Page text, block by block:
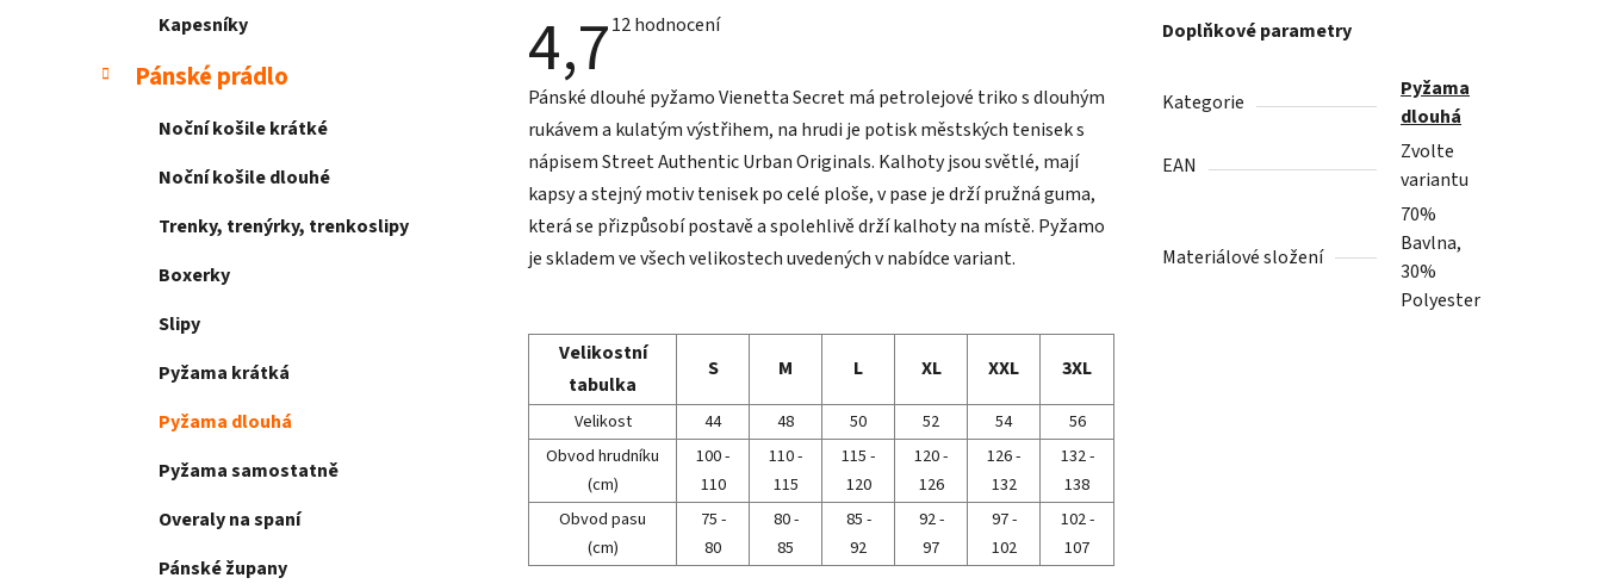
Kapesníky
Pánské prádlo
Noční košile krátké
Noční košile dlouhé
Trenky, trenýrky, trenkoslipy
Boxerky
Slipy
Pyžama krátká
Pyžama dlouhá
Pyžama samostatně
Overaly na spaní
Pánské župany
4,7Průměrné
4,7
z
5
hvězdiček.
12 hodnocení
Pánské dlouhé pyžamo Vienetta Secret má petrolejové triko s dlouhým
rukávem a kulatým výstřihem, na hrudi je potisk městských tenisek s
nápisem Street Authentic Urban Originals. Kalhoty jsou světlé, mají
kapsy a stejný motiv tenisek po celé ploše, v pase je drží pružná guma,
která se přizpůsobí postavě a spolehlivě drží kalhoty na místě. Pyžamo
je skladem ve všech velikostech uvedených v nabídce variant.
Velikostní
tabulka
S M L XL XXL 3XL
Velikost 44 48 50 52 54
56
Obvod hrudníku
(cm)
100 -
110
110 -
115
115 -
120
120 -
126
126 -
132
132 -
138
Obvod pasu
(cm)
75 -
80
80 -
85
85 -
92
92 -
97
97 -
102
102 -
107
Doplňkové parametry
Kategorie
Pyžama
dlouhá
EAN
Zvolte
variantu
Materiálové složení
70%
Bavlna,
30%
Polyester